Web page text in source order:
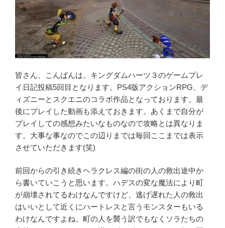
皆さん、こんばんは。キングダムハーツ３のゲームプレ
イ日記投稿5回目となります。PS4版アクションRPG、デ
ィズニーとスクエニのコラボ作品となっております。最
後にプレイした動画も添えておきます。あくまで自分が
プレイしての感想みたいなものなので攻略とは異なりま
す。大事な事なのでこの辺りまでは毎回ここまでは表示
させていただきます(笑)
前回からの引き続きヘラクレス編の街の人の救出途中か
ら書いていこうと思います。ハデスの変な魔法により町
が崩壊されてるわけなんですけど、逃げ遅れた人の救出
はいいとして近くにハートレスと言うモンスターもいる
わけなんですよね。町の人を襲う訳でもなくソラたちの